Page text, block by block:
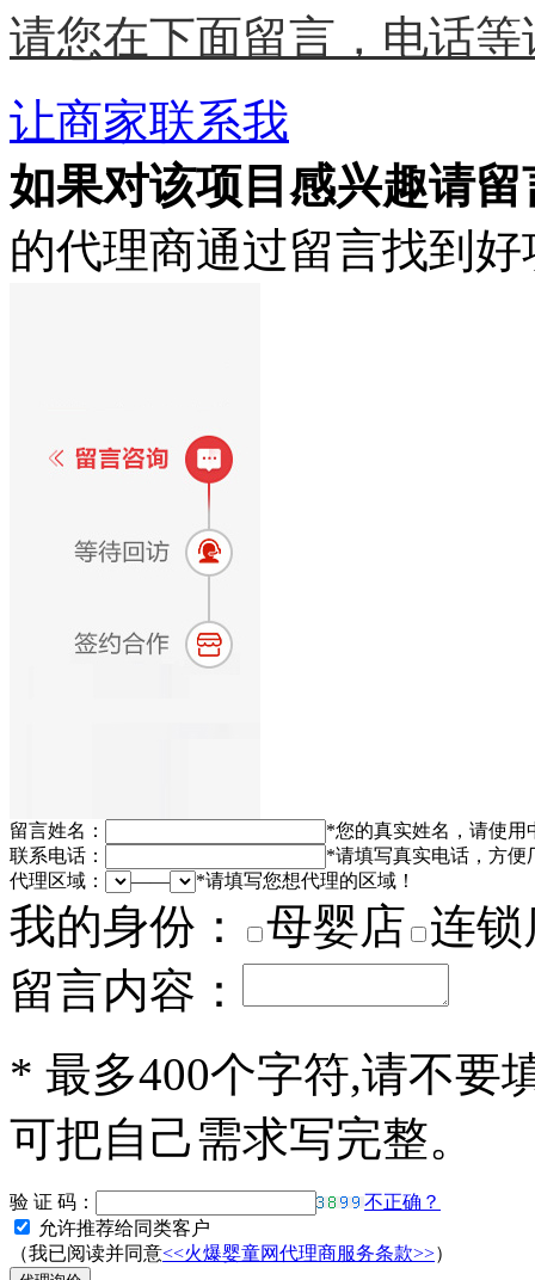
请您在下面留言，电话
让商家联系我
如果对该项目感兴趣请留
的代理商通过留言找到
留言姓名： *您的真实姓名，请使用
联系电话：
*请填写真实电话，方便
代理区域：
—— *请填写您想代理的区域！
我的身份： 母婴店 连锁
留言内容：
* 最多400个字符,请不要
可把自己需求写完整。
验 证 码：
不正确？
允许推荐给同类客户
（我已阅读并同意<<火爆婴童网代理商服务条款>>）